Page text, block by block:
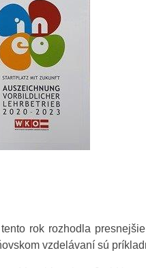
rok rozhodla
vzdelávaní sú